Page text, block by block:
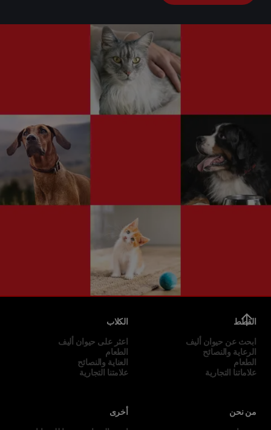
القطط
ابحث عن حيوان أليف
الرعاية والنصائح
الطعام
علاماتنا التجارية
الكلاب
اعثر على حيوان أليف
الطعام
العناية والنصائح
علامتنا التجارية
من نحن
أخرى